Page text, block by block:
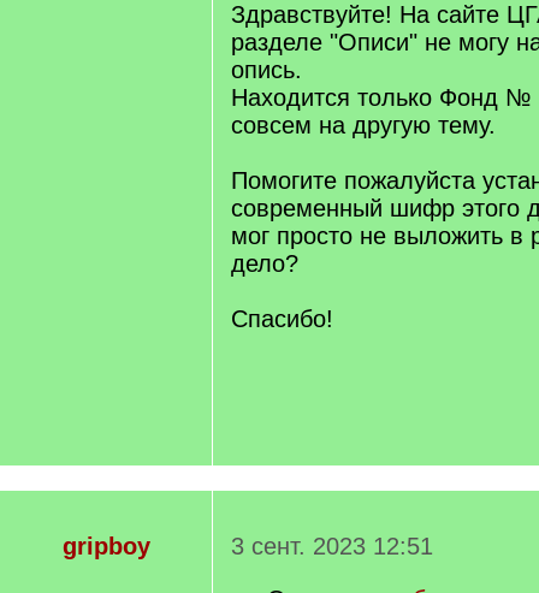
Здравствуйте! На сайте
разделе "Описи" не могу
опись.
Находится только Фонд №
совсем на другую тему.
Помогите пожалуйста
современный шифр этого
мог просто не выложить в
дело?
Спасибо!
gripboy
3 сент. 2023 12:51